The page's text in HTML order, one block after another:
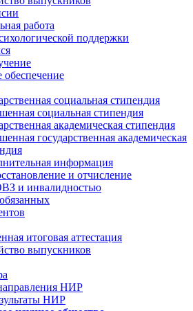
работа
поддержки
социальная стипендия
социальная стипендия
академическая стипендия
государственная академическая
информация
и отчисление
и инвалидностью
итоговая аттестация
выпускников
НИР
НИР